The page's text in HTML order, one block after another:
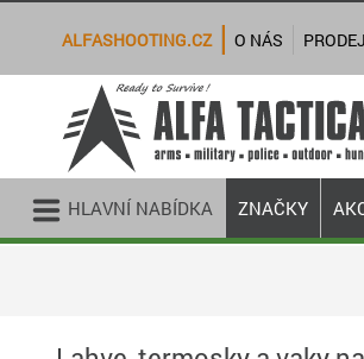
HLAVNÍ NABÍDKA ZNAČKY
ALFASHOOTING.CZ O NÁS